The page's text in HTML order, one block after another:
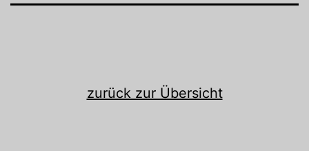
zurück zur Übersicht